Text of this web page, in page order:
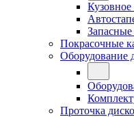
Кузовное
Запасные
Покрасочные
Оборудование
Проточка